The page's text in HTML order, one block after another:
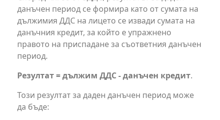
данъчен период се формира като от сумата на
дължимия ДДС на лицето се извади сумата на
данъчния кредит, за който е упражнено
правото на приспадане за съответния данъчен
период.
Резултат = дължим ДДС - данъчен кредит.
Този резултат за даден данъчен период може
да бъде: